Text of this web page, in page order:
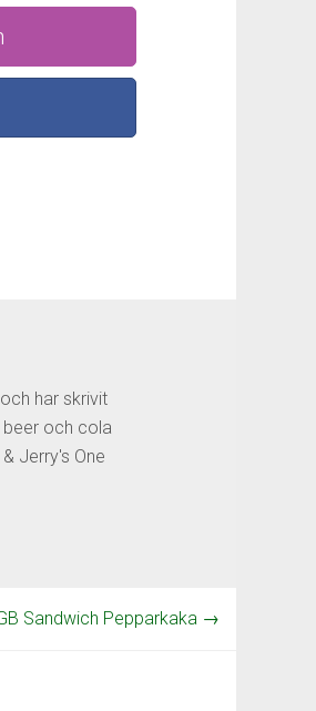
har skrivit
och cola
Jerry's One
Sandwich Pepparkaka →